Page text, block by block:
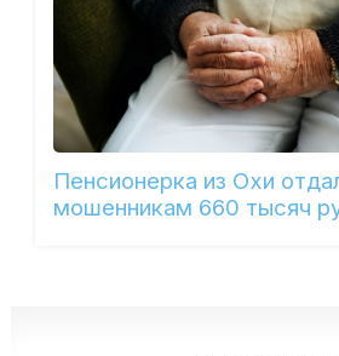
Пенсионерка из Охи
мошенникам 660 тысяч